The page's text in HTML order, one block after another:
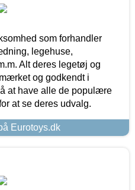
som forhandler
legehuse,
Alt deres legetøj og
og godkendt i
at have alle de populære
at se deres udvalg.
Eurotoys.dk